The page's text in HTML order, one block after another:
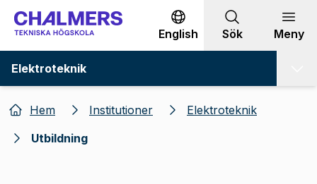
Gå till innehållet
English Sök Meny
Elektroteknik
Hem Institutioner
Elektroteknik
Utbildning